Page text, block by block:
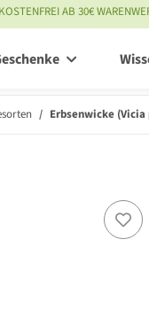
AB 30€
Erbsenwicke